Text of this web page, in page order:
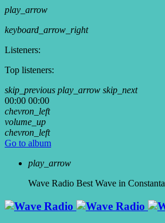
play_arrow
keyboard_arrow_right
Listeners:
Top listeners:
skip_previous play_arrow skip_next
00:00 00:00
chevron_left
volume_up
chevron_left
Go to album
play_arrow
Wave Radio Best Wave in Constanta